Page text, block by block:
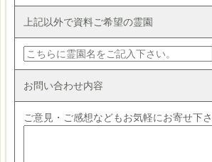
上記以外で資料ご希望の霊園
お問い合わせ内容
ご意見・ご感想などもお気軽にお寄せ下さ